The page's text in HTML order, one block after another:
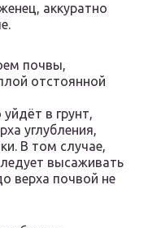
аккуратно
почвы,
отстоянной
в грунт,
углубления,
В том случае,
высаживать
верха почвой не